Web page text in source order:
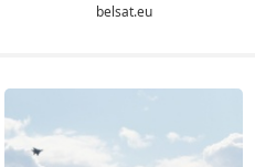
belsat.eu